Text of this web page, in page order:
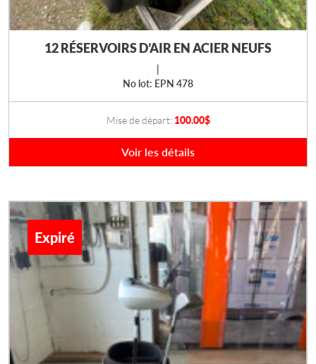
12 RÉSERVOIRS D’AIR EN ACIER NEUFS
|
No lot: EPN 478
Mise de départ: 100.00$
Voir les détails
Expiré